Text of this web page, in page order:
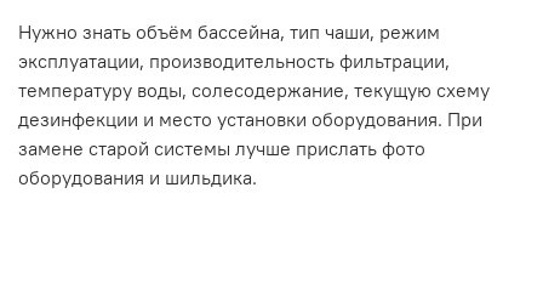
Нужно знать объём бассейна, тип чаши, режим
эксплуатации, производительность фильтрации,
температуру воды, солесодержание, текущую схему
дезинфекции и место установки оборудования. При
замене старой системы лучше прислать фото
оборудования и шильдика.